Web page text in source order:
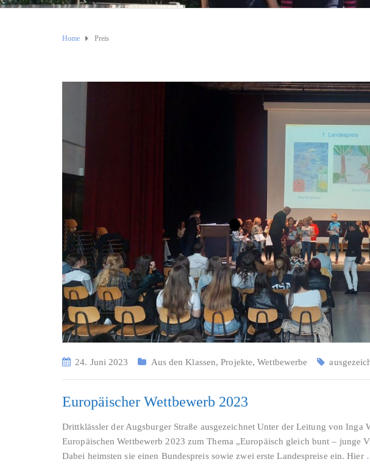
Home Preis
24. Juni 2023 Aus den Klassen,Projekte,Wettbewerbe
Europäischer Wettbewerb 2023
Drittklässler der Augsburger Straße ausgezeichnet Unter der Leitung von Inga
Europäischen Wettbewerb 2023 zum Thema „Europäisch gleich bunt – junge
Dabei heimsten sie einen Bundespreis sowie zwei erste Landespreise ein. Hier